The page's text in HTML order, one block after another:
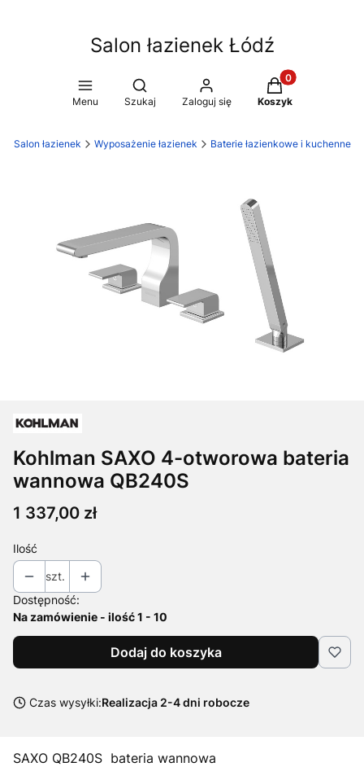
Salon łazienek Łódź
Menu
Otwórz wyszukiwarkę
Szukaj Zaloguj się
Produkty w
Koszyk
Salon łazienek Wyposażenie łazienek Baterie łazienkowe i kuchenne
Kohlman SAXO 4-otworowa bateria
wannowa QB240S
Cena
1 337,00 zł
Ilość
szt.
Dostępność:
Na zamówienie - ilość 1 - 10
Dodaj do koszyka
Czas wysyłki:Realizacja 2-4 dni robocze
SAXO QB240S bateria wannowa